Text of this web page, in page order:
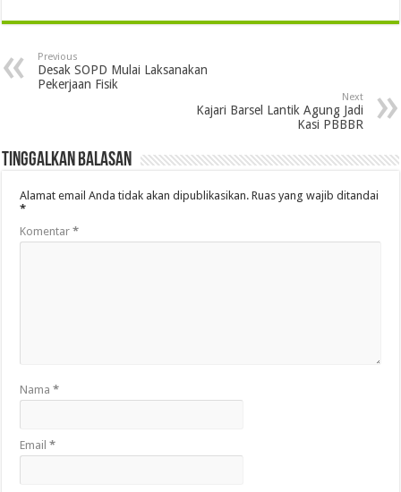
Previous
Desak SOPD Mulai Laksanakan
Pekerjaan Fisik
Next
Kajari Barsel Lantik Agung Jadi
Kasi PBBBR
Tinggalkan Balasan
Alamat email Anda tidak akan dipublikasikan. Ruas yang wajib ditandai
*
Komentar*
Nama*
Email*